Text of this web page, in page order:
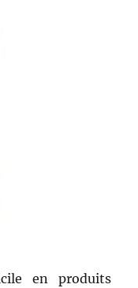
en produits